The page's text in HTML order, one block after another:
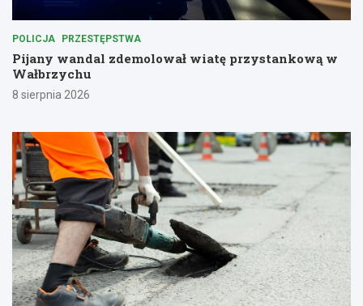
POLICJA PRZESTĘPSTWA
Pijany wandal zdemolował wiatę przystankową w
Wałbrzychu
8 sierpnia 2026